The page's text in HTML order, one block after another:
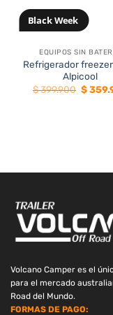
Black Week
EQUIPOS SIN
Refrigerador freezer
Alpicool
$399.900 El
precio
$
$
Volcano Camper es el
para el mercado
Road del Mundo.
FORMAS DE PAGO: